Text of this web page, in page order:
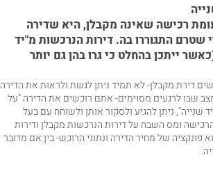
רכישה שאינה מקבלן, היא שדירה
התגוררו בה. דירות הנרכשות מ"יד
ייתכן בהחלט כי גרו בהן גם יותר
דירת מקבלן- לא תמיד ניתן לגשת ולראות את הדירה
שבו לרגעים מסוימים- אתם רוכשים את הדירה "על
ניתן להגיע ולסקור אותן ולשוחח עם בעל
ומס השבח על דירות הנרכשות מקבלןודירות
פונקציה של מחיר הדירה ונתוני הרוכש- בין אם מדובר